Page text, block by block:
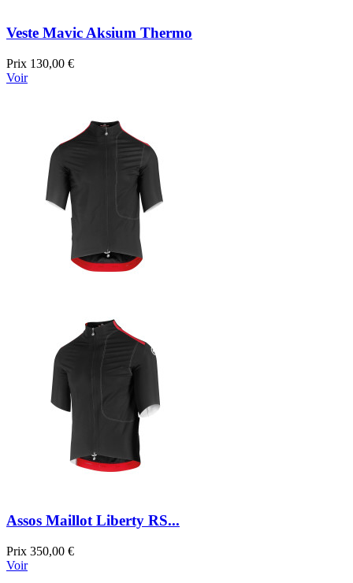
Veste Mavic Aksium Thermo
Prix 130,00 €
Voir
Assos Maillot Liberty RS...
Prix 350,00 €
Voir